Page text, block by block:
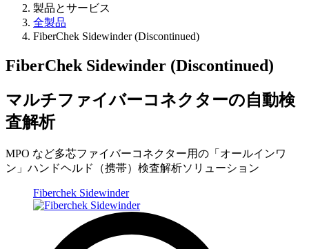
製品とサービス
全製品
FiberChek Sidewinder (Discontinued)
FiberChek Sidewinder (Discontinued)
マルチファイバーコネクターの自動検
査解析
MPO など多芯ファイバーコネクター用の「オールインワ
ン」ハンドヘルド（携帯）検査解析ソリューション
Fiberchek Sidewinder